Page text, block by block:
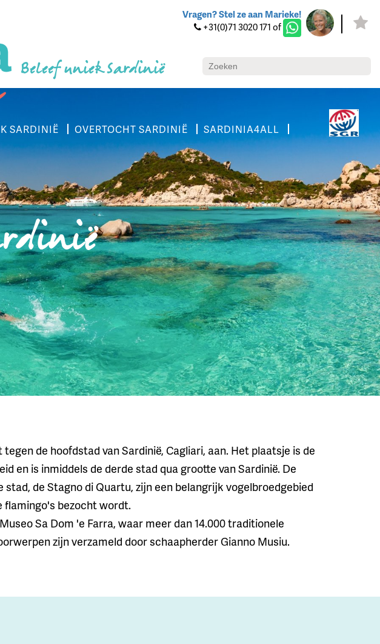
Vragen? Stel ze aan Marieke!
+31(0)71 3020 171 of
Beleef uniek Sardinië
SARDINIË OVERTOCHT SARDINIË
SARDINIA4ALL
de hoofdstad van Sardinië, Cagliari, aan. Het plaatsje is de
en is inmiddels de derde stad qua grootte van Sardinië. De
stad, de Stagno di Quartu, zijn een belangrijk vogelbroedgebied
flamingo's bezocht wordt.
Sa Dom 'e Farra, waar meer dan 14.000 traditionele
zijn verzameld door schaapherder Gianno Musiu.